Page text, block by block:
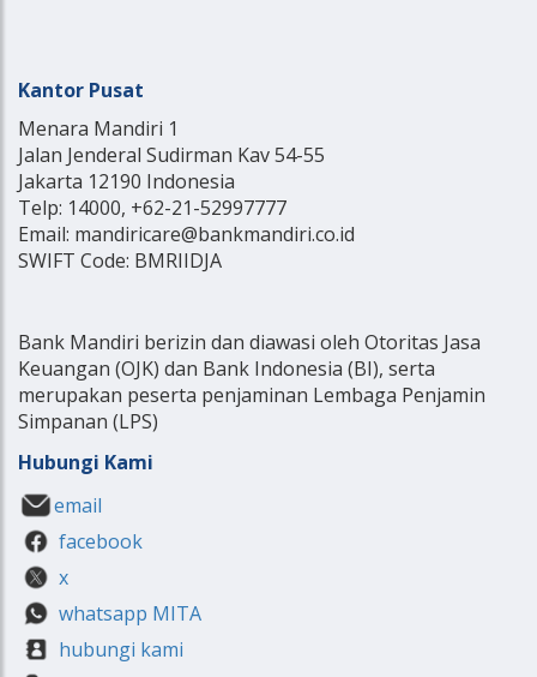
Kantor Pusat
Menara Mandiri 1
Jalan Jenderal Sudirman Kav 54-55
Jakarta 12190 Indonesia
Telp: 14000, +62-21-52997777
Email: mandiricare@bankmandiri.co.id
SWIFT Code: BMRIIDJA
Bank Mandiri berizin dan diawasi oleh Otoritas Jasa
Keuangan (OJK) dan Bank Indonesia (BI), serta
merupakan peserta penjaminan Lembaga Penjamin
Simpanan (LPS)
Hubungi Kami
email
facebook
x
whatsapp MITA
hubungi kami